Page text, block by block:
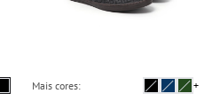
Mais cores: +